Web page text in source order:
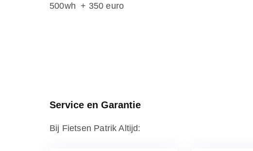
500wh + 350 euro
Service en Garantie
Bij Fietsen Patrik Altijd: